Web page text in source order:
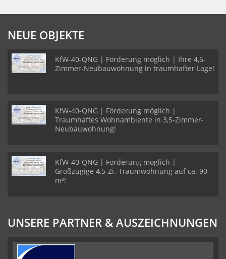
NEUE OBJEKTE
KfW-40-QNG | Förderung möglich | Ihre 4,5-
Zimmer-Neubauwohnung in traumhafter Lage!
KfW-40-QNG | Förderung möglich |
Traumhaftes Wohnambiente in 3,5-Zimmer-
Neubauwohnung!
KfW-40-QNG | Förderung möglich |
Großzügige 4,5-Zi.-Traumwohnung auf ca. 90
m²!
UNSERE PARTNER & AUSZEICHNUNGEN